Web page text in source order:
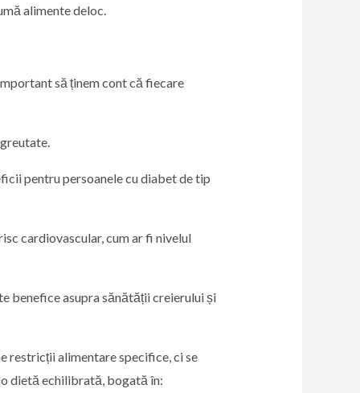
alimente deloc.
să ținem cont că fiecare
pentru persoanele cu diabet de tip
cardiovascular, cum ar fi nivelul
benefice asupra sănătății creierului și
restricții alimentare specifice, ci se
dietă echilibrată, bogată în: